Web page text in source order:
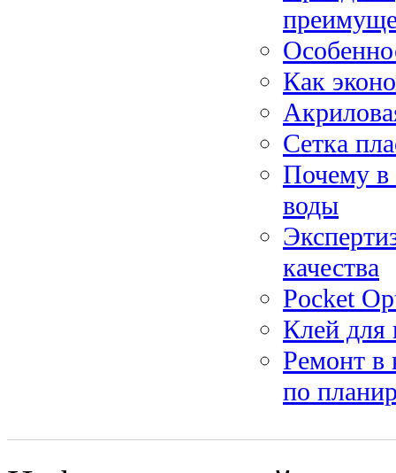
Как
Сетка
Почему в
воды
качества
Pocket
Клей для
Ремонт в
по